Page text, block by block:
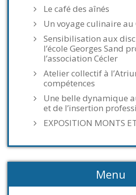
Le café des aînés
Un voyage culinaire au
Sensibilisation aux
l’école Georges Sand
l’association Cécler
Atelier collectif à
compétences
Une belle dynamique
et de l’insertion
EXPOSITION MONTS
Menu